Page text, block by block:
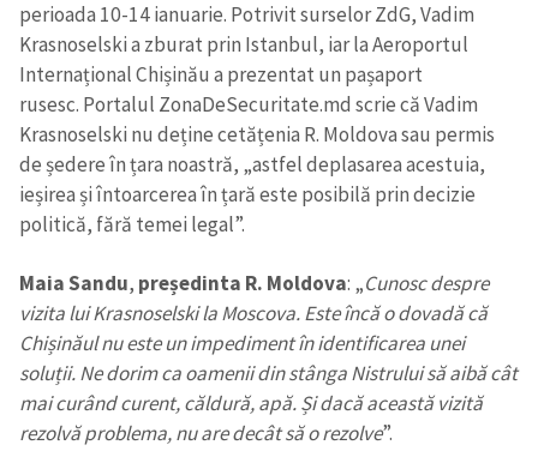
perioada 10-14 ianuarie. Potrivit surselor ZdG, Vadim
Krasnoselski a zburat prin Istanbul, iar la Aeroportul
Internațional Chișinău a prezentat un pașaport
rusesc. Portalul ZonaDeSecuritate.md scrie că Vadim
Krasnoselski nu deține cetățenia R. Moldova sau permis
de ședere în țara noastră, „astfel deplasarea acestuia,
ieșirea și întoarcerea în țară este posibilă prin decizie
politică, fără temei legal”.
Maia Sandu, președinta R. Moldova: „Cunosc despre
vizita lui Krasnoselski la Moscova. Este încă o dovadă că
Chișinăul nu este un impediment în identificarea unei
soluții. Ne dorim ca oamenii din stânga Nistrului să aibă cât
mai curând curent, căldură, apă. Și dacă această vizită
rezolvă problema, nu are decât să o rezolve”.